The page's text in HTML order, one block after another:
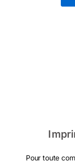
Pour toute